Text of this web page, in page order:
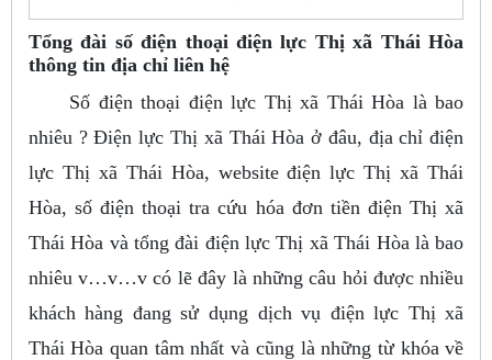
Tổng đài số điện thoại điện lực Thị xã Thái Hòa
thông tin địa chỉ liên hệ
Số điện thoại điện lực Thị xã Thái Hòa là bao
nhiêu ? Điện lực Thị xã Thái Hòa ở đâu, địa chỉ điện
lực Thị xã Thái Hòa, website điện lực Thị xã Thái
Hòa, số điện thoại tra cứu hóa đơn tiền điện Thị xã
Thái Hòa và tổng đài điện lực Thị xã Thái Hòa là bao
nhiêu v…v…v có lẽ đây là những câu hỏi được nhiều
khách hàng đang sử dụng dịch vụ điện lực Thị xã
Thái Hòa quan tâm nhất và cũng là những từ khóa về